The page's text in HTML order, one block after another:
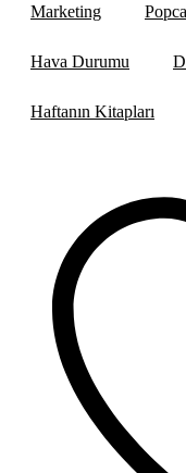
Marketing
Hava Durumu
Haftanın Kitapları